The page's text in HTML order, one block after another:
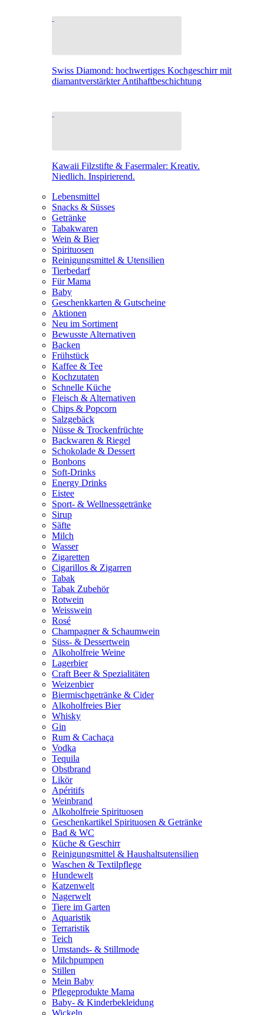
Swiss Diamond: hochwertiges Kochgeschirr mit
diamantverstärkter Antihaftbeschichtung
Kawaii Filzstifte & Fasermaler: Kreativ.
Niedlich. Inspirierend.
Lebensmittel
Snacks & Süsses
Getränke
Tabakwaren
Wein & Bier
Spirituosen
Reinigungsmittel & Utensilien
Tierbedarf
Für Mama
Baby
Geschenkkarten & Gutscheine
Aktionen
Neu im Sortiment
Bewusste Alternativen
Backen
Frühstück
Kaffee & Tee
Kochzutaten
Schnelle Küche
Fleisch & Alternativen
Chips & Popcorn
Salzgebäck
Nüsse & Trockenfrüchte
Backwaren & Riegel
Schokolade & Dessert
Bonbons
Soft-Drinks
Energy Drinks
Eistee
Sport- & Wellnessgetränke
Sirup
Säfte
Milch
Wasser
Zigaretten
Cigarillos & Zigarren
Tabak
Tabak Zubehör
Rotwein
Weisswein
Rosé
Champagner & Schaumwein
Süss- & Dessertwein
Alkoholfreie Weine
Lagerbier
Craft Beer & Spezialitäten
Weizenbier
Biermischgetränke & Cider
Alkoholfreies Bier
Whisky
Gin
Rum & Cachaça
Vodka
Tequila
Obstbrand
Likör
Apéritifs
Weinbrand
Alkoholfreie Spirituosen
Geschenkartikel Spirituosen & Getränke
Bad & WC
Küche & Geschirr
Reinigungsmittel & Haushaltsutensilien
Waschen & Textilpflege
Hundewelt
Katzenwelt
Nagerwelt
Tiere im Garten
Aquaristik
Terraristik
Teich
Umstands- & Stillmode
Milchpumpen
Stillen
Mein Baby
Pflegeprodukte Mama
Baby- & Kinderbekleidung
Wickeln